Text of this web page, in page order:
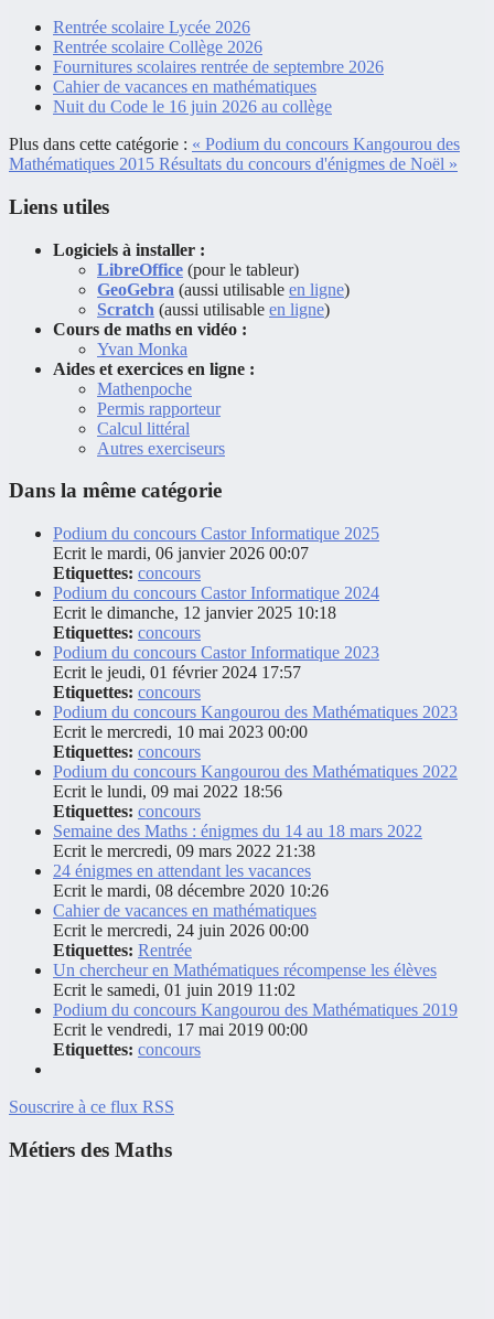
Rentrée scolaire Lycée 2026
Rentrée scolaire Collège 2026
Fournitures scolaires rentrée de septembre 2026
Cahier de vacances en mathématiques
Nuit du Code le 16 juin 2026 au collège
Plus dans cette catégorie : « Podium du concours Kangourou des
Mathématiques 2015 Résultats du concours d'énigmes de Noël »
Liens utiles
Logiciels à installer :
LibreOffice (pour le tableur)
GeoGebra (aussi utilisable en ligne)
Scratch (aussi utilisable en ligne)
Cours de maths en vidéo :
Yvan Monka
Aides et exercices en ligne :
Mathenpoche
Permis rapporteur
Calcul littéral
Autres exerciseurs
Dans la même catégorie
Podium du concours Castor Informatique 2025
Ecrit le mardi, 06 janvier 2026 00:07
Etiquettes: concours
Podium du concours Castor Informatique 2024
Ecrit le dimanche, 12 janvier 2025 10:18
Etiquettes: concours
Podium du concours Castor Informatique 2023
Ecrit le jeudi, 01 février 2024 17:57
Etiquettes: concours
Podium du concours Kangourou des Mathématiques 2023
Ecrit le mercredi, 10 mai 2023 00:00
Etiquettes: concours
Podium du concours Kangourou des Mathématiques 2022
Ecrit le lundi, 09 mai 2022 18:56
Etiquettes: concours
Semaine des Maths : énigmes du 14 au 18 mars 2022
Ecrit le mercredi, 09 mars 2022 21:38
24 énigmes en attendant les vacances
Ecrit le mardi, 08 décembre 2020 10:26
Cahier de vacances en mathématiques
Ecrit le mercredi, 24 juin 2026 00:00
Etiquettes: Rentrée
Un chercheur en Mathématiques récompense les élèves
Ecrit le samedi, 01 juin 2019 11:02
Podium du concours Kangourou des Mathématiques 2019
Ecrit le vendredi, 17 mai 2019 00:00
Etiquettes: concours
Souscrire à ce flux RSS
Métiers des Maths